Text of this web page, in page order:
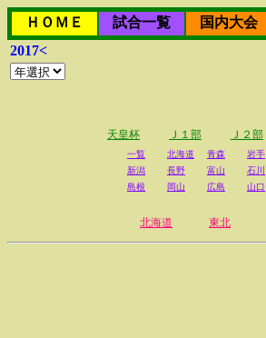
ＨＯＭＥ 試合一覧 国内大会
2017<
天皇杯 Ｊ１部 Ｊ２部
一覧 北海道 青森 岩手
新潟
長野 富山 石川
島根
岡山 広島 山口
北海道 東北